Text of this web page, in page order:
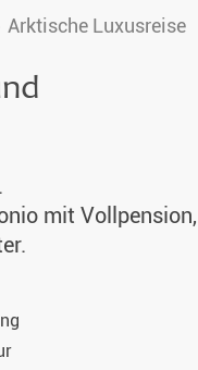
Arktische Luxusreise
mit